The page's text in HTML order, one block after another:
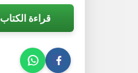
قراءة الكتاب